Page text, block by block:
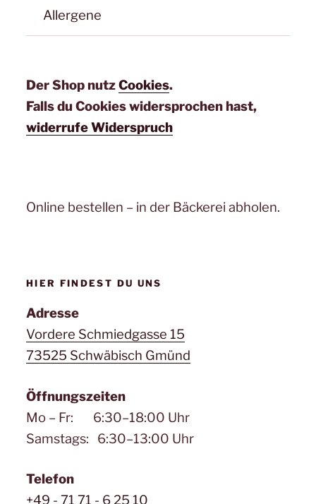
Allergene
Der Shop nutzCookies.
Falls du Cookies widersprochen hast,
widerrufe Widerspruch
Online bestellen – in der Bäckerei abholen.
HIER FINDEST DU UNS
Adresse
Vordere Schmiedgasse 15
73525 Schwäbisch Gmünd
Öffnungszeiten
Mo – Fr: 6:30–18:00 Uhr
Samstags: 6:30–13:00 Uhr
Telefon
+49 - 71 71 - 6 25 10